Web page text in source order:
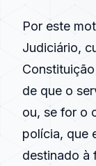
Por este
Judiciário,
de que o
ou, se for o
polícia, que
destinado à